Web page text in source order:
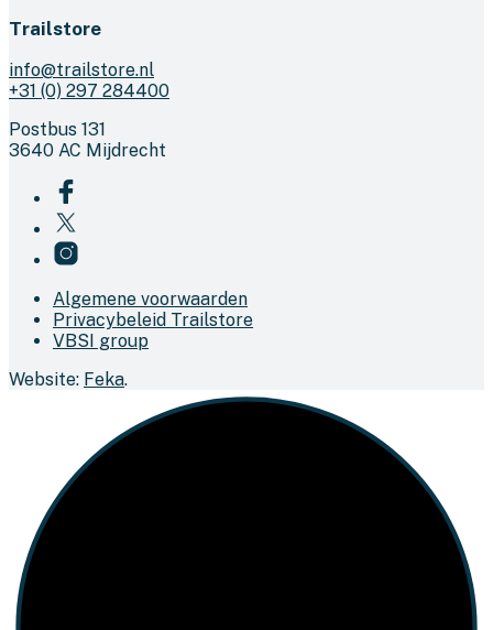
Trailstore
info@trailstore.nl
+31 (0) 297 284400
Postbus 131
3640 AC Mijdrecht
Algemene voorwaarden
Privacybeleid Trailstore
VBSI group
Website: Feka.